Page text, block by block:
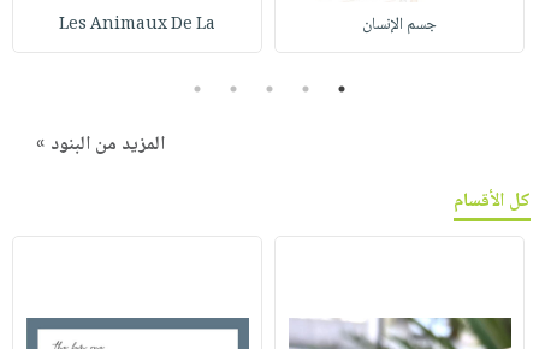
جسم الإنسان Les Animaux De La
1
2
3
4
5
المزيد من البنود »
كل الأقسام